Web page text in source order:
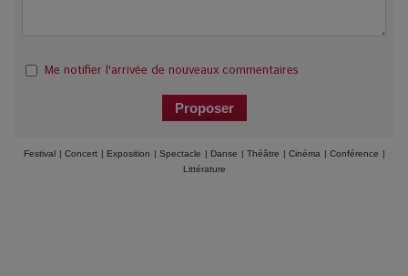
Me notifier l'arrivée de nouveaux commentaires
Festival Concert Exposition Spectacle Danse Théâtre Cinéma Conférence
Littérature